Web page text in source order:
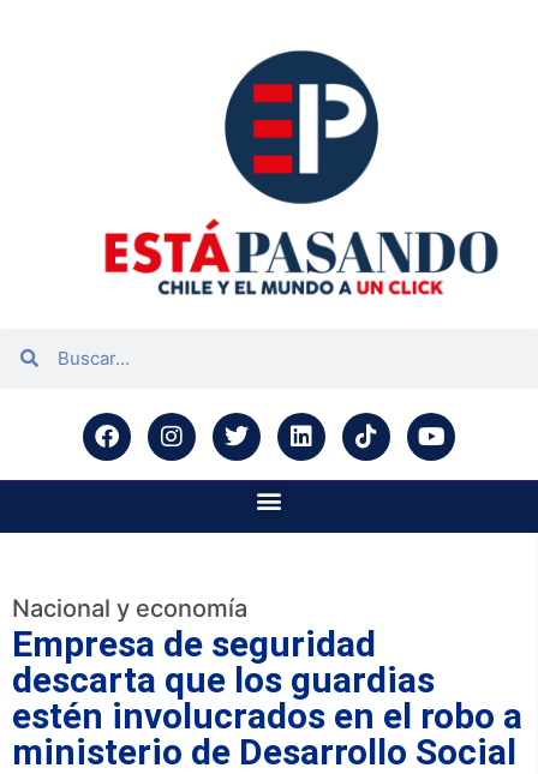
Nacional y economía
Empresa de seguridad
descarta que los guardias
estén involucrados en el robo a
ministerio de Desarrollo Social